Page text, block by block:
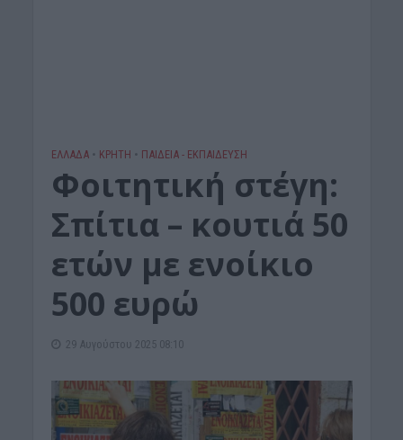
ΕΛΛΑΔΑ • ΚΡΗΤΗ • ΠΑΙΔΕΙΑ - ΕΚΠΑΙΔΕΥΣΗ
Φοιτητική στέγη:
Σπίτια – κουτιά 50
ετών με ενοίκιο
500 ευρώ
29 Αυγούστου 2025 08:10